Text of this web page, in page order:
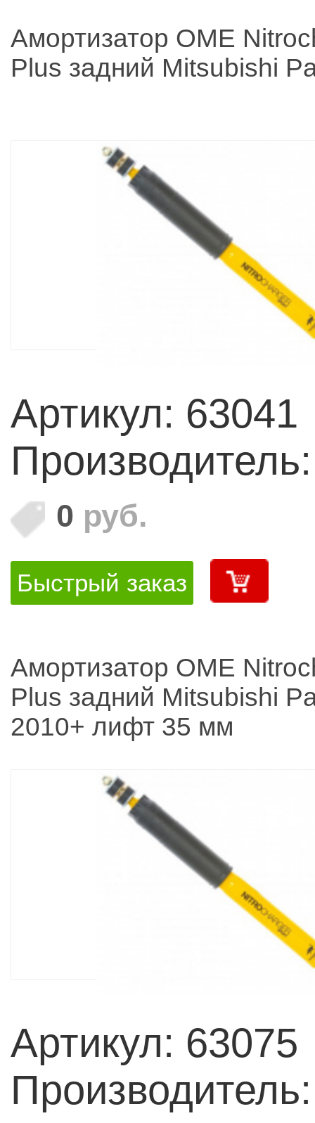
Амортизатор OME
Plus задний Mitsubishi
Артикул: 63041
0 руб.
Быстрый заказ
Амортизатор OME
Plus задний Mitsubishi
2010+ лифт 35 мм
Артикул: 63075